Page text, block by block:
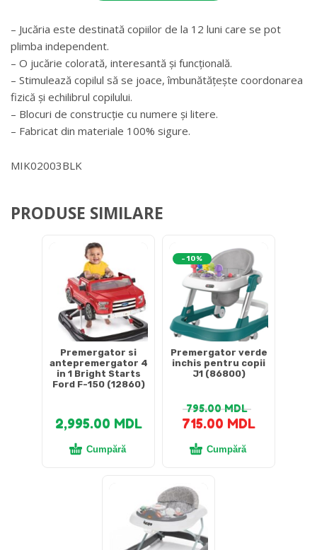
– Jucăria este destinată copiilor de la 12 luni care se pot
plimba independent.
– O jucărie colorată, interesantă și funcțională.
– Stimulează copilul să se joace, îmbunătățește coordonarea
fizică și echilibrul copilului.
– Blocuri de construcție cu numere și litere.
– Fabricat din materiale 100% sigure.
MIK02003BLK
PRODUSE SIMILARE
Premergator si
antepremergator 4
in 1 Bright Starts
Ford F-150 (12860)
2,995.00 MDL
Cumpără
-10%
Premergator verde
inchis pentru copii
J1 (86800)
795.00MDL
715.00 MDL
Cumpără